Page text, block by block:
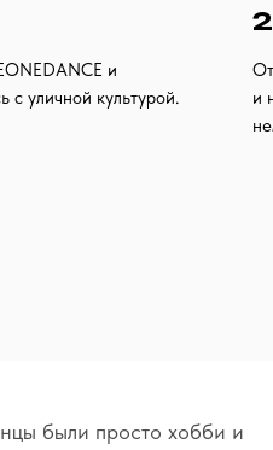
и
с уличной культурой.
и
были просто хобби и